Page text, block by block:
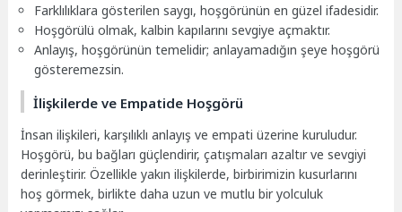
Farklılıklara gösterilen saygı, hoşgörünün en güzel ifadesidir.
Hoşgörülü olmak, kalbin kapılarını sevgiye açmaktır.
Anlayış, hoşgörünün temelidir; anlayamadığın şeye hoşgörü
gösteremezsin.
İlişkilerde ve Empatide Hoşgörü
İnsan ilişkileri, karşılıklı anlayış ve empati üzerine kuruludur.
Hoşgörü, bu bağları güçlendirir, çatışmaları azaltır ve sevgiyi
derinleştirir. Özellikle yakın ilişkilerde, birbirimizin kusurlarını
hoş görmek, birlikte daha uzun ve mutlu bir yolculuk